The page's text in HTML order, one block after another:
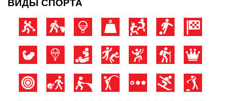
ВИДЫ СПОРТА